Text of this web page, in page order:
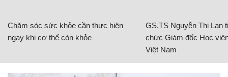
Chăm sóc sức khỏe cần thực hiện
ngay khi cơ thể còn khỏe
GS.TS Nguyễn Thị Lan
chức Giám đốc Học
Việt Nam